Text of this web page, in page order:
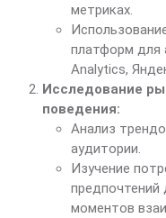
метриках.
платформ для
Analytics,
Исследование
поведения:
Анализ
аудитории.
Изучение
предпочтений
моментов